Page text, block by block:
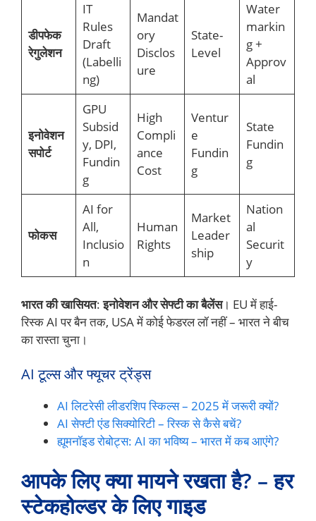
डीपफेक
रेगुलेशन
IT
Rules
Draft
(Labelli
ng)
Mandat
ory
Disclos
ure
State-
Level
Water
markin
g +
Approv
al
इनोवेशन
सपोर्ट
GPU
Subsid
y, DPI,
Fundin
g
High
Compli
ance
Cost
Ventur
e
Fundin
g
State
Fundin
g
फोकस
AI for
All,
Inclusio
n
Human
Rights
Market
Leader
ship
Nation
al
Securit
y
भारत की खासियत:इनोवेशन और सेफ्टी का बैलेंस। EU में हाई-
रिस्क AI पर बैन तक, USA में कोई फेडरल लॉ नहीं – भारत ने बीच
का रास्ता चुना।
AI टूल्स और फ्यूचर ट्रेंड्स
AI लिटरेसी लीडरशिप स्किल्स – 2025 में जरूरी क्यों?
AI सेफ्टी एंड सिक्योरिटी – रिस्क से कैसे बचें?
ह्यूमनॉइड रोबोट्स: AI का भविष्य – भारत में कब आएंगे?
आपके लिए क्या मायने रखता है? – हर
स्टेकहोल्डर के लिए गाइड